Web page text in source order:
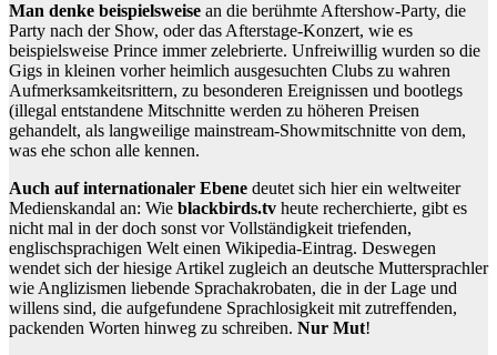
Man denke beispielsweise an die berühmte Aftershow-Party, die
Party nach der Show, oder das Afterstage-Konzert, wie es
beispielsweise Prince immer zelebrierte. Unfreiwillig wurden so die
Gigs in kleinen vorher heimlich ausgesuchten Clubs zu wahren
Aufmerksamkeitsrittern, zu besonderen Ereignissen und bootlegs
(illegal entstandene Mitschnitte werden zu höheren Preisen
gehandelt, als langweilige mainstream-Showmitschnitte von dem,
was ehe schon alle kennen.
Auch auf internationaler Ebene deutet sich hier ein weltweiter
Medienskandal an: Wie blackbirds.tv heute recherchierte, gibt es
nicht mal in der doch sonst vor Vollständigkeit triefenden,
englischsprachigen Welt einen Wikipedia-Eintrag. Deswegen
wendet sich der hiesige Artikel zugleich an deutsche Muttersprachler
wie Anglizismen liebende Sprachakrobaten, die in der Lage und
willens sind, die aufgefundene Sprachlosigkeit mit zutreffenden,
packenden Worten hinweg zu schreiben. Nur Mut!